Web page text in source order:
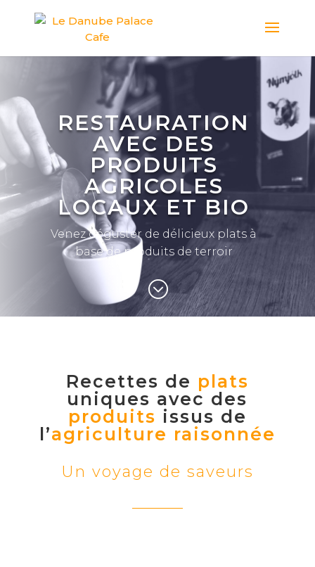
RESTAURATION
AVEC DES
PRODUITS
AGRICOLES
LOCAUX ET BIO
Venez déguster de délicieux plats à
base de produits de terroir
;
Recettes de plats
uniques avec des
produits issus de
l’agriculture raisonnée
Un voyage de saveurs